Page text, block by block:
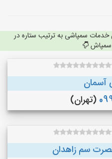
خدمات سمپاشی به ترتیب ستاره در
آسمان
(تهران)
سم زاهدان